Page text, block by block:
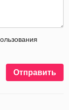
Отправить